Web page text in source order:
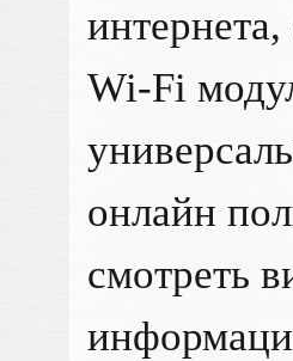
Wi-Fi
онлайн
смотреть